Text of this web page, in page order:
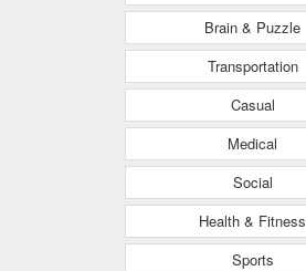
Brain & Puzzle
Transportation
Casual
Medical
Social
Health & Fitness
Sports